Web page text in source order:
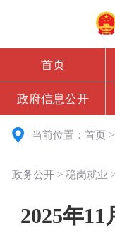
首页
政府信息公开
当前位置：首页
政务公开 >稳岗就业
2025年